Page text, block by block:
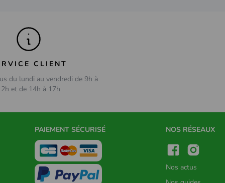
CLIENT
du lundi au vendredi de 9h à
et de 14h à 17h
PAIEMENT SÉCURISÉ NOS RÉSEAUX
Nos actus